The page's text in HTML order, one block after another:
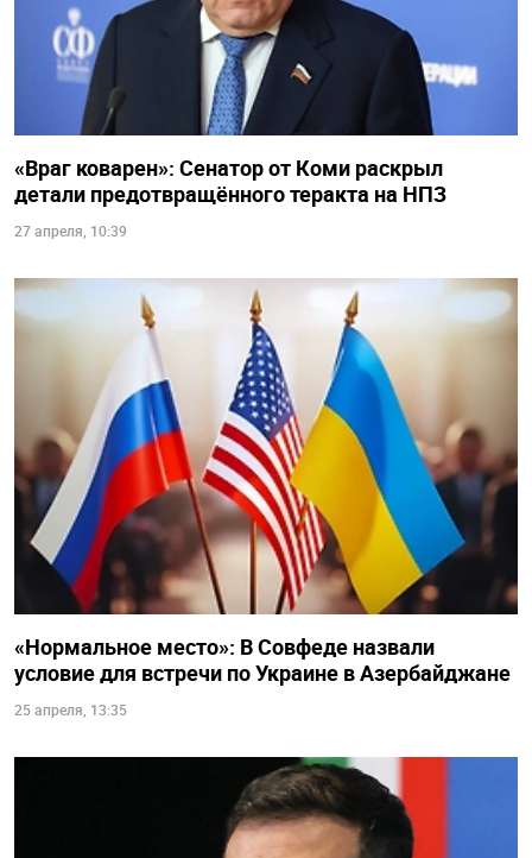
«Враг коварен»: Сенатор от Коми раскрыл
детали предотвращённого теракта на НПЗ
27 апреля, 10:39
«Нормальное место»: В Совфеде назвали
условие для встречи по Украине в Азербайджане
25 апреля, 13:35